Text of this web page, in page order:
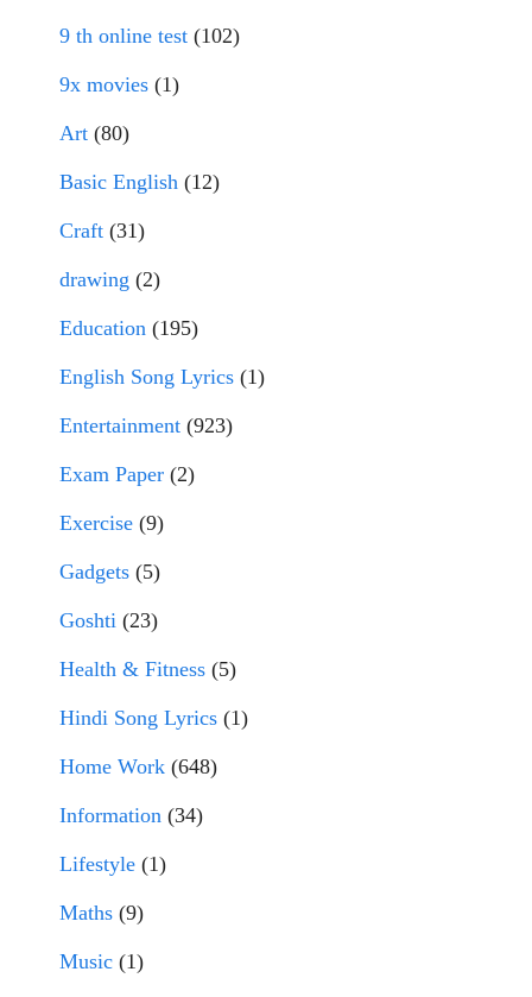
9 th online test (102)
9x movies (1)
Art (80)
Basic English (12)
Craft (31)
drawing (2)
Education (195)
English Song Lyrics (1)
Entertainment (923)
Exam Paper (2)
Exercise (9)
Gadgets (5)
Goshti (23)
Health & Fitness (5)
Hindi Song Lyrics (1)
Home Work (648)
Information (34)
Lifestyle (1)
Maths (9)
Music (1)